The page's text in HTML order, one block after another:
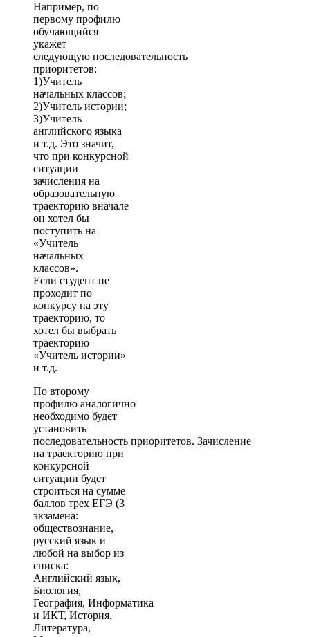
Например, по
первому профилю
обучающийся
укажет
следующую последовательность
приоритетов:
1)Учитель
начальных классов;
2)Учитель истории;
3)Учитель
английского языка
и т.д. Это значит,
что при конкурсной
ситуации
зачисления на
образовательную
траекторию вначале
он хотел бы
поступить на
«Учитель
начальных
классов».
Если студент не
проходит по
конкурсу на эту
траекторию, то
хотел бы выбрать
траекторию
«Учитель истории»
и т.д.
По второму
профилю аналогично
необходимо будет
установить
последовательность приоритетов. Зачисление
на траекторию при
конкурсной
ситуации будет
строиться на сумме
баллов трех ЕГЭ (3
экзамена:
обществознание,
русский язык и
любой на выбор из
списка:
Английский язык,
Биология,
География, Информатика
и ИКТ, История,
Литература,